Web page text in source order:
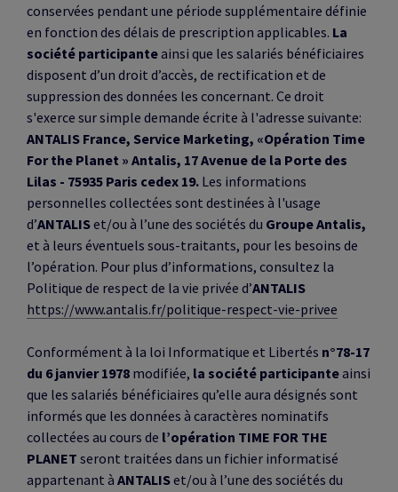
conservées pendant une période supplémentaire définie
en fonction des délais de prescription applicables. La
société participanteainsi que les salariés bénéficiaires
disposent d’un droit d’accès, de rectification et de
suppression des données les concernant. Ce droit
s'exerce sur simple demande écrite à l'adresse suivante:
ANTALIS France, Service Marketing, «Opération Time
For the Planet » Antalis, 17 Avenue de la Porte des
Lilas - 75935 Paris cedex 19. Les informations
personnelles collectées sont destinées à l'usage
d’ANTALISet/ou à l’une des sociétés du Groupe Antalis,
et à leurs éventuels sous-traitants, pour les besoins de
l’opération. Pour plus d’informations, consultez la
Politique de respect de la vie privée d’ANTALIS
https://www.antalis.fr/politique-respect-vie-privee
Conformément à la loi Informatique et Libertés n°78-17
du 6 janvier 1978 modifiée, la société participanteainsi
que les salariés bénéficiaires qu’elle aura désignés sont
informés que les données à caractères nominatifs
collectées au cours de l’opération TIME FOR THE
PLANET seront traitées dans un fichier informatisé
appartenant à ANTALISet/ou à l’une des sociétés du